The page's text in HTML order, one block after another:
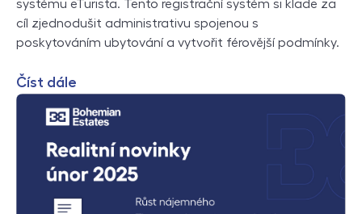
systému eTurista. Tento registrační systém si klade za
cíl zjednodušit administrativu spojenou s
poskytováním ubytování a vytvořit férovější podmínky.
Číst dále